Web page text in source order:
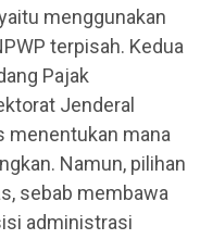
menggunakan
terpisah. Kedua
Pajak
Jenderal
menentukan mana
Namun, pilihan
sebab membawa
administrasi